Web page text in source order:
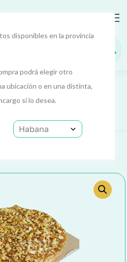
disponibles en la provincia
podrá elegir otro
ubicación o en una distinta,
si lo desea.
Alimentos 3
Chocolate Y Crema De Leche